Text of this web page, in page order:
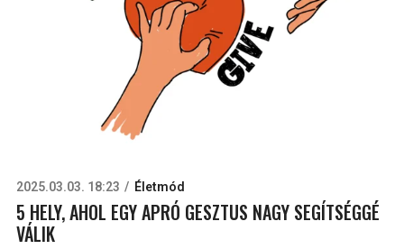
2025.03.03. 18:23 Életmód
5 HELY, AHOL EGY APRÓ GESZTUS NAGY SEGÍTSÉGGÉ
VÁLIK